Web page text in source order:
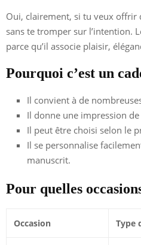
Oui, clairement, si tu veux offrir
sans te tromper sur l’intention.
parce qu’il associe plaisir,
Pourquoi c’est un
Il convient à de
Il donne une impression
Il peut être choisi selon le
Il se personnalise
manuscrit.
Pour quelles
Occasion Type